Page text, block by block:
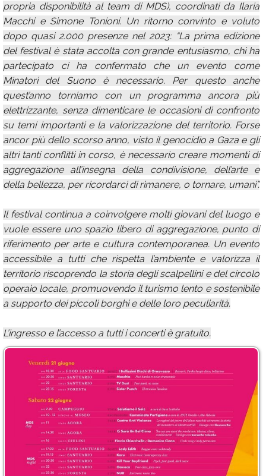
propria disponibilità al team di MDS), coordinati da Ilaria
Macchi e Simone Tonioni. Un ritorno convinto e voluto
dopo quasi 2.000 presenze nel 2023: “La prima edizione
del festival è stata accolta con grande entusiasmo, chi ha
partecipato ci ha confermato che un evento come
Minatori del Suono è necessario. Per questo anche
quest’anno torniamo con un programma ancora più
elettrizzante, senza dimenticare le occasioni di confronto
su temi importanti e la valorizzazione del territorio. Forse
ancor più dello scorso anno, visto il genocidio a Gaza e gli
altri tanti conflitti in corso, è necessario creare momenti di
aggregazione all’insegna della condivisione, dell’arte e
della bellezza, per ricordarci di rimanere, o tornare, umani”.
Il festival continua a coinvolgere molti giovani del luogo e
vuole essere uno spazio libero di aggregazione, punto di
riferimento per arte e cultura contemporanea. Un evento
accessibile a tutti che rispetta l’ambiente e valorizza il
territorio riscoprendo la storia degli scalpellini e del circolo
operaio locale, promuovendo il turismo lento e sostenibile
a supporto dei piccoli borghi e delle loro peculiarità.
L’ingresso e l’accesso a tutti i concerti è gratuito.